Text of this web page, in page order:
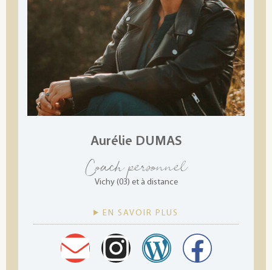
Aurélie DUMAS
Coach personnel
Vichy (03) et à distance
EN SAVOIR PLUS